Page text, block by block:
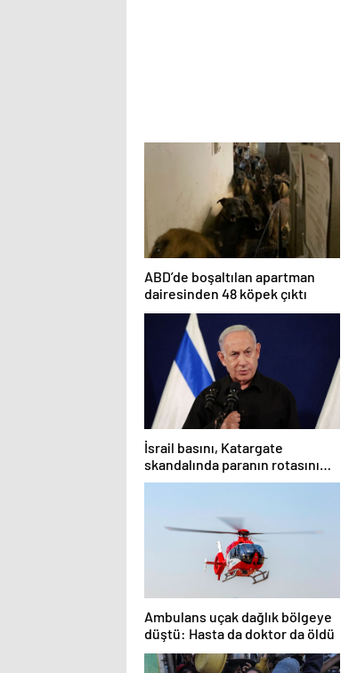
ABD’de boşaltılan apartman
dairesinden 48 köpek çıktı
İsrail basını, Katargate
skandalında paranın rotasını
paylaştı
Ambulans uçak dağlık bölgeye
düştü: Hasta da doktor da öldü